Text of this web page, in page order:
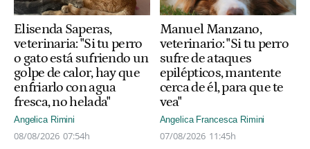
Elisenda Saperas,
veterinaria: "Si tu perro
o gato está sufriendo un
golpe de calor, hay que
enfriarlo con agua
fresca, no helada"
Angelica Rimini
08/08/2026 07:54h
Manuel Manzano,
veterinario: "Si tu perro
sufre de ataques
epilépticos, mantente
cerca de él, para que te
vea"
Angelica Francesca Rimini
07/08/2026 11:45h